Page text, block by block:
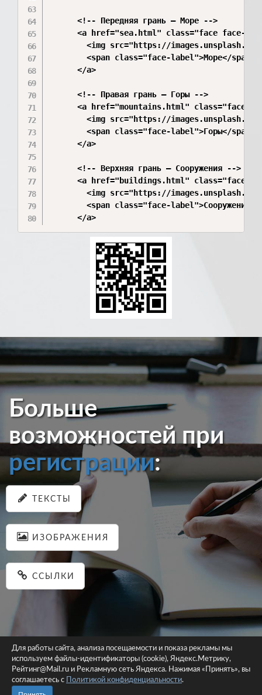
      <!-- Передняя грань — Море -->
<a href="sea.html" class="face face-
<img src="https://
        <span class="face-label">Море</span>
      </a>
      <!-- Правая грань — Горы -->
<a href="mountains.html" class="face
<img src="https://
        <span class="face-label">Горы</span>
      </a>
      <!-- Верхняя грань — Сооружения -->
<a href="buildings.html" class="face
<img src="https://
<span class="face-label">Сооружения</
      </a>
Больше
возможностей при
регистрации:
ТЕКСТЫ
ИЗОБРАЖЕНИЯ
ССЫЛКИ
© 2026 pastein.ru |Пользовательское соглашение|Политика
конфиденциальности
Для работы сайта, анализа посещаемости и показа рекламы мы
используем файлы-идентификаторы (cookie), Яндекс.Метрику,
Рейтинг@Mail.ru и Рекламную сеть Яндекса. Нажимая «Принять», вы
соглашаетесь с
Политикой конфиденциальности.